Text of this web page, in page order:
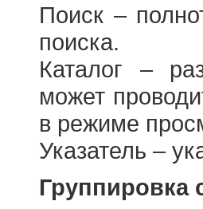
Поиск –
поиска.
Каталог –
может
в режиме
Указатель –
Группировка